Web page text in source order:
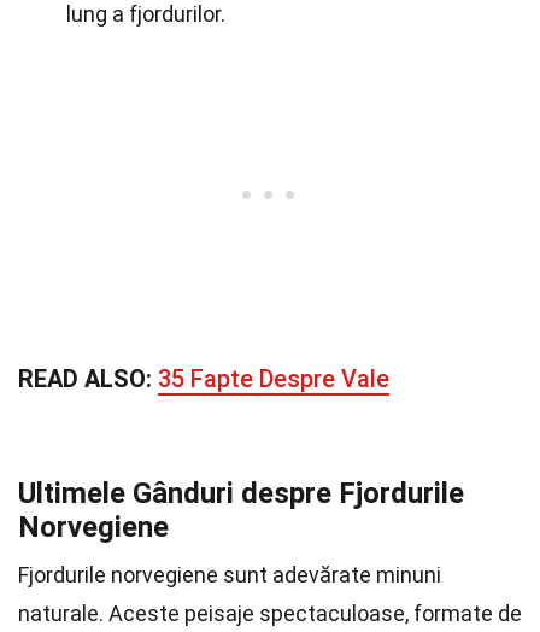
lung a fjordurilor.
READ ALSO: 35 Fapte Despre Vale
Ultimele Gânduri despre Fjordurile
Norvegiene
Fjordurile norvegiene sunt adevărate minuni
naturale. Aceste peisaje spectaculoase, formate de